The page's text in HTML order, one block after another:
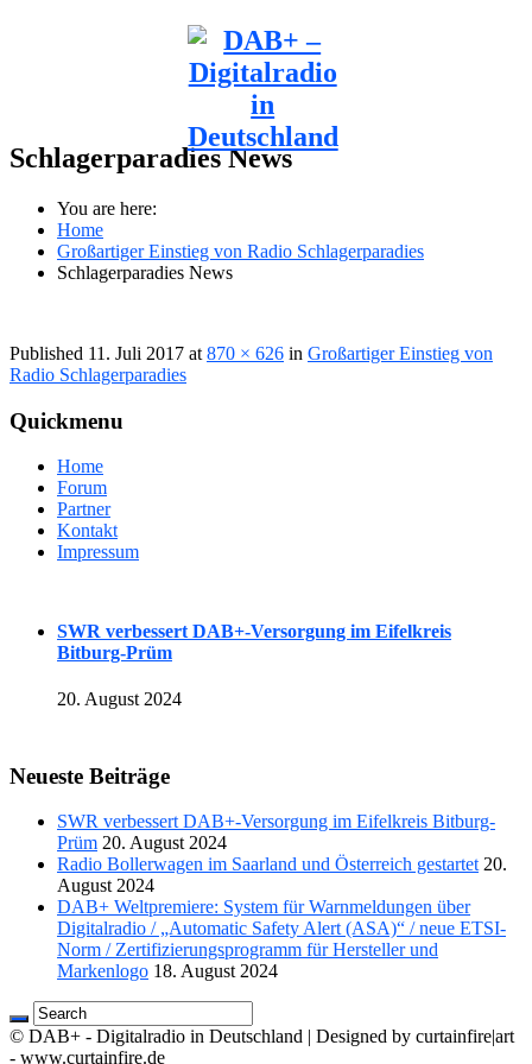
Schlagerparadies News
You are here:
Home
Großartiger Einstieg von Radio Schlagerparadies
Schlagerparadies News
Published 11. Juli 2017 at 870 × 626 in Großartiger Einstieg von
Radio Schlagerparadies
Quickmenu
Home
Forum
Partner
Kontakt
Impressum
SWR verbessert DAB+-Versorgung im Eifelkreis
Bitburg-Prüm
20. August 2024
Neueste Beiträge
SWR verbessert DAB+-Versorgung im Eifelkreis Bitburg-
Prüm 20. August 2024
Radio Bollerwagen im Saarland und Österreich gestartet 20.
August 2024
DAB+ Weltpremiere: System für Warnmeldungen über
Digitalradio / „Automatic Safety Alert (ASA)“ / neue ETSI-
Norm / Zertifizierungsprogramm für Hersteller und
Markenlogo 18. August 2024
© DAB+ - Digitalradio in Deutschland | Designed by curtainfire|art
- www.curtainfire.de